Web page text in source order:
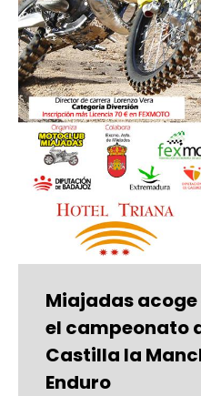
Miajadas acoge
el campeonato
Castilla la
Enduro